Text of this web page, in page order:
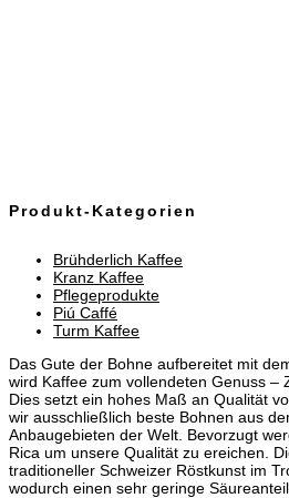
Produkt-Kategorien
Brühderlich Kaffee
Kranz Kaffee
Pflegeprodukte
Piú Caffé
Turm Kaffee
Das Gute der Bohne aufbereitet mit
wird Kaffee zum vollendeten Genuss –
Dies setzt ein hohes Maß an Qualität
wir ausschließlich beste Bohnen aus
Anbaugebieten der Welt. Bevorzugt
Rica um unsere Qualität zu ereichen.
traditioneller Schweizer Röstkunst im
wodurch einen sehr geringe Säureanteil